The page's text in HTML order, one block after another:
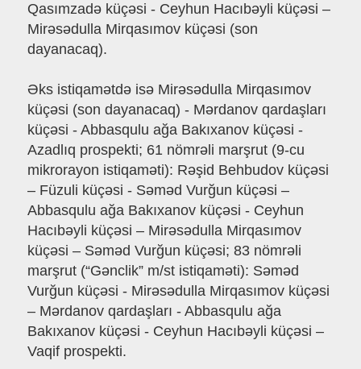
Qasımzadə küçəsi - Ceyhun Hacıbəyli küçəsi –
Mirəsədulla Mirqasımov küçəsi (son
dayanacaq).
Əks istiqamətdə isə Mirəsədulla Mirqasımov
küçəsi (son dayanacaq) - Mərdanov qardaşları
küçəsi - Abbasqulu ağa Bakıxanov küçəsi -
Azadlıq prospekti; 61 nömrəli marşrut (9-cu
mikrorayon istiqaməti): Rəşid Behbudov küçəsi
– Füzuli küçəsi - Səməd Vurğun küçəsi –
Abbasqulu ağa Bakıxanov küçəsi - Ceyhun
Hacıbəyli küçəsi – Mirəsədulla Mirqasımov
küçəsi – Səməd Vurğun küçəsi; 83 nömrəli
marşrut (“Gənclik” m/st istiqaməti): Səməd
Vurğun küçəsi - Mirəsədulla Mirqasımov küçəsi
– Mərdanov qardaşları - Abbasqulu ağa
Bakıxanov küçəsi - Ceyhun Hacıbəyli küçəsi –
Vaqif prospekti.